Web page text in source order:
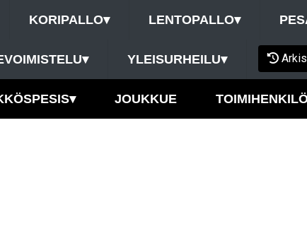
KORIPALLO▾ LENTOPALLO▾
▾ YLEISURHEILU▾
▾ JOUKKUE